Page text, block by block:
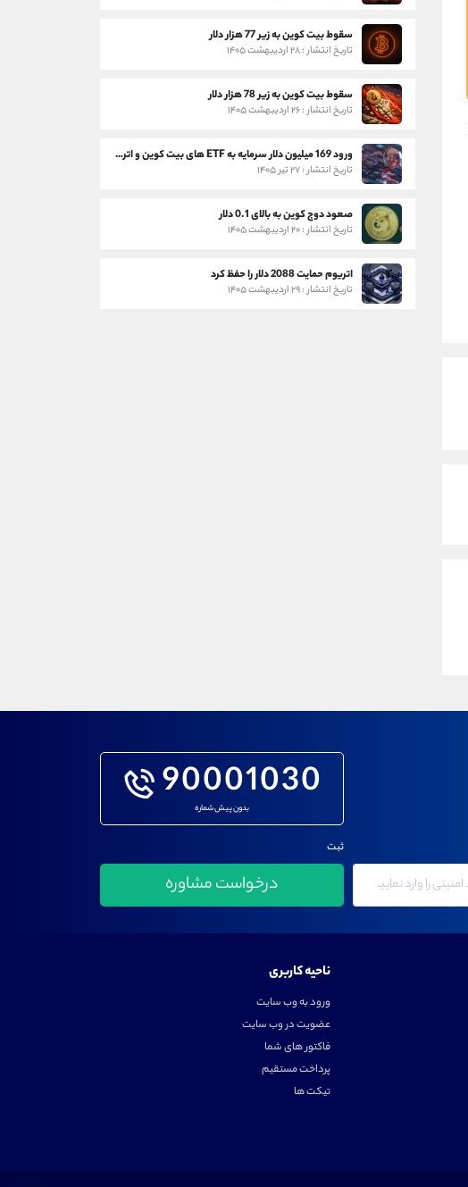
سقوط بیت کوین به زیر 77 هزار دلار
تاریخ انتشار : ۲۸ اردیبهشت ۱۴۰۵
سقوط بیت کوین به زیر 78 هزار دلار
تاریخ انتشار : ۲۶ اردیبهشت ۱۴۰۵
ورود 169 میلیون دلار سرمایه به ETF های بیت کوین و اتریوم
تاریخ انتشار : ۲۷ تیر ۱۴۰۵
صعود دوج کوین به بالای 0.1 دلار
تاریخ انتشار : ۲۰ اردیبهشت ۱۴۰۵
اتریوم حمایت 2088 دلار را حفظ کرد
تاریخ انتشار : ۲۹ اردیبهشت ۱۴۰۵
90001030
بدون پیش شماره
ثبت
ناحیه کاربری
ورود به وب سایت
عضویت در وب سایت
فاکتور های شما
پرداخت مستقیم
تیکت ها